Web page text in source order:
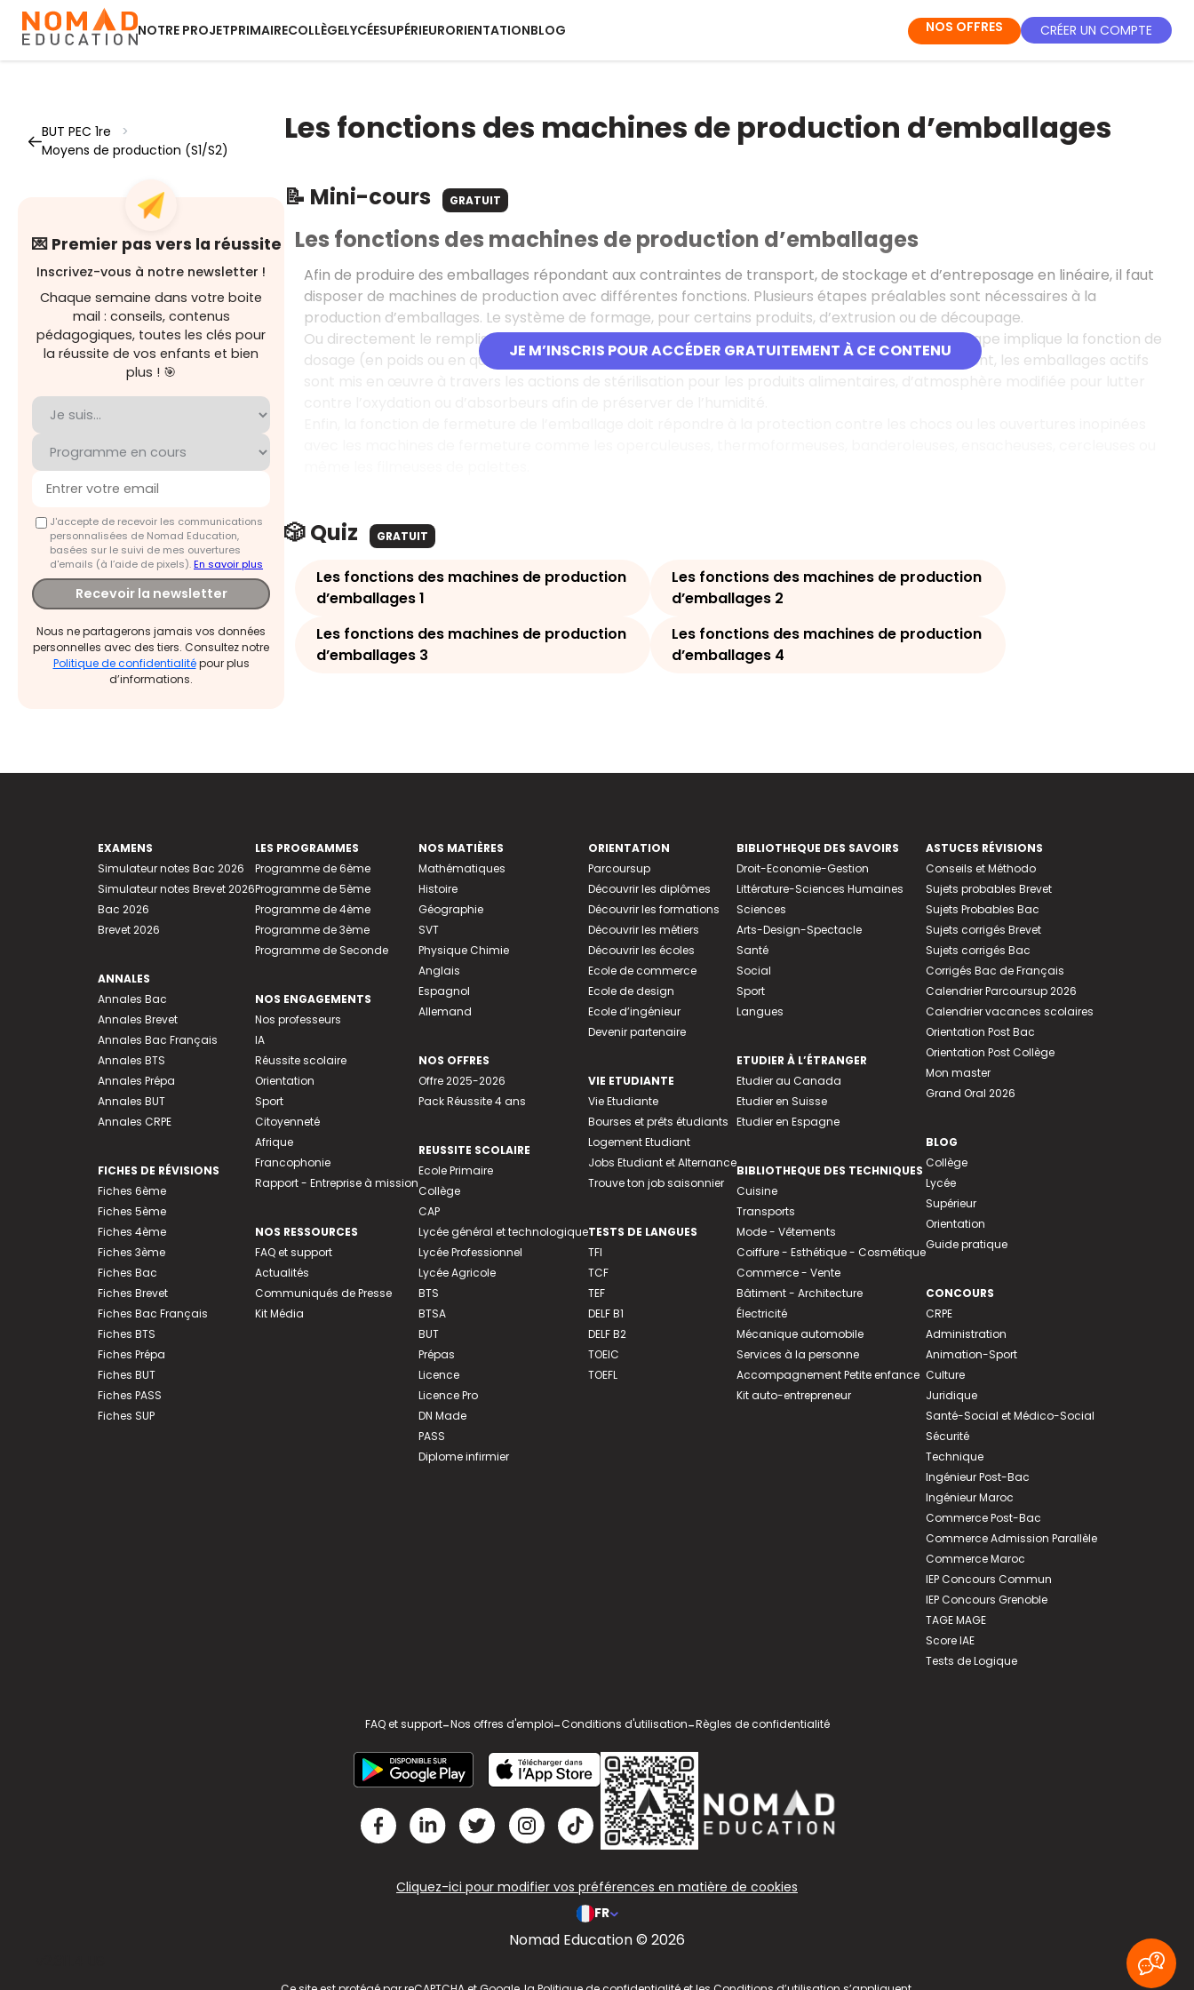
NOTRE PROJETPRIMAIRECOLLÈGELYCÉESUPÉRIEURORIENTATIONBLOG NOS OFFRES CRÉER UN COMPTE
BUT PEC 1re
>
Moyens de production (S1/S2)
💌 Premier pas vers la réussite
Inscrivez-vous à notre newsletter !
Chaque semaine dans votre boite
mail : conseils, contenus
pédagogiques, toutes les clés pour
la réussite de vos enfants et bien
plus ! 🎯
J'accepte de recevoir les communications
personnalisées de Nomad Education,
basées sur le suivi de mes ouvertures
d'emails (à l’aide de pixels).En savoir plus
Recevoir la newsletter
Nous ne partagerons jamais vos données
personnelles avec des tiers. Consultez notre
Politique de confidentialitépour plus
d’informations.
Les fonctions des machines de production d’emballages
📝 Mini-cours GRATUIT
JE M’INSCRIS POUR ACCÉDER GRATUITEMENT À CE CONTENU
Les fonctions des machines de production d’emballages
Afin de produire des emballages répondant aux contraintes de transport, de stockage et d’entreposage en linéaire, il faut
disposer de machines de production avec différentes fonctions. Plusieurs étapes préalables sont nécessaires à la
production d’emballages. Le système de formage, pour certains produits, d’extrusion ou de découpage.
Ou directement le remplissage avec la mise en étuis du vrac au moyen d'une etuyeuse. Cette étape implique la fonction de
dosage (en poids ou en quantité). Pour répondre à la fonction de préservation du conditionnement, les emballages actifs
🎲 Quiz GRATUIT
Les fonctions des machines de production
d’emballages 1
Les fonctions des machines de production
d’emballages 2
Les fonctions des machines de production
d’emballages 3
Les fonctions des machines de production
d’emballages 4
EXAMENS
Simulateur notes Bac 2026
Simulateur notes Brevet 2026
Bac 2026
Brevet 2026
ANNALES
Annales Bac
Annales Brevet
Annales Bac Français
Annales BTS
Annales Prépa
Annales BUT
Annales CRPE
FICHES DE RÉVISIONS
Fiches 6ème
Fiches 5ème
Fiches 4ème
Fiches 3ème
Fiches Bac
Fiches Brevet
Fiches Bac Français
Fiches BTS
Fiches Prépa
Fiches BUT
Fiches PASS
Fiches SUP
LES PROGRAMMES
Programme de 6ème
Programme de 5ème
Programme de 4ème
Programme de 3ème
Programme de Seconde
NOS ENGAGEMENTS
Nos professeurs
IA
Réussite scolaire
Orientation
Sport
Citoyenneté
Afrique
Francophonie
Rapport - Entreprise à mission
NOS RESSOURCES
FAQ et support
Actualités
Communiqués de Presse
Kit Média
NOS MATIÈRES
Mathématiques
Histoire
Géographie
SVT
Physique Chimie
Anglais
Espagnol
Allemand
NOS OFFRES
Offre 2025-2026
Pack Réussite 4 ans
REUSSITE SCOLAIRE
Ecole Primaire
Collège
CAP
Lycée général et technologique
Lycée Professionnel
Lycée Agricole
BTS
BTSA
BUT
Prépas
Licence
Licence Pro
DN Made
PASS
Diplome infirmier
ORIENTATION
Parcoursup
Découvrir les diplômes
Découvrir les formations
Découvrir les métiers
Découvrir les écoles
Ecole de commerce
Ecole de design
Ecole d’ingénieur
Devenir partenaire
VIE ETUDIANTE
Vie Etudiante
Bourses et prêts étudiants
Logement Etudiant
Jobs Etudiant et Alternance
Trouve ton job saisonnier
TESTS DE LANGUES
TFI
TCF
TEF
DELF B1
DELF B2
TOEIC
TOEFL
BIBLIOTHEQUE DES SAVOIRS
Droit-Economie-Gestion
Littérature-Sciences Humaines
Sciences
Arts-Design-Spectacle
Santé
Social
Sport
Langues
ETUDIER À L’ÉTRANGER
Etudier au Canada
Etudier en Suisse
Etudier en Espagne
BIBLIOTHEQUE DES TECHNIQUES
Cuisine
Transports
Mode - Vêtements
Coiffure - Esthétique - Cosmétique
Commerce - Vente
Bâtiment - Architecture
Électricité
Mécanique automobile
Services à la personne
Accompagnement Petite enfance
Kit auto-entrepreneur
ASTUCES RÉVISIONS
Conseils et Méthodo
Sujets probables Brevet
Sujets Probables Bac
Sujets corrigés Brevet
Sujets corrigés Bac
Corrigés Bac de Français
Calendrier Parcoursup 2026
Calendrier vacances scolaires
Orientation Post Bac
Orientation Post Collège
Mon master
Grand Oral 2026
BLOG
Collège
Lycée
Supérieur
Orientation
Guide pratique
CONCOURS
CRPE
Administration
Animation-Sport
Culture
Juridique
Santé-Social et Médico-Social
Sécurité
Technique
Ingénieur Post-Bac
Ingénieur Maroc
Commerce Post-Bac
Commerce Admission Parallèle
Commerce Maroc
IEP Concours Commun
IEP Concours Grenoble
TAGE MAGE
Score IAE
Tests de Logique
FAQ et support-Nos offres d'emploi-Conditions d'utilisation-Règles de confidentialité
Cliquez-ici pour modifier vos préférences en matière de cookies
FR
Nomad Education © 2026